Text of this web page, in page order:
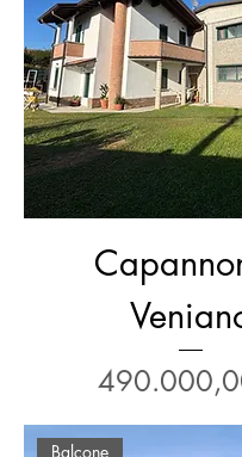
Prezzo
Balcone